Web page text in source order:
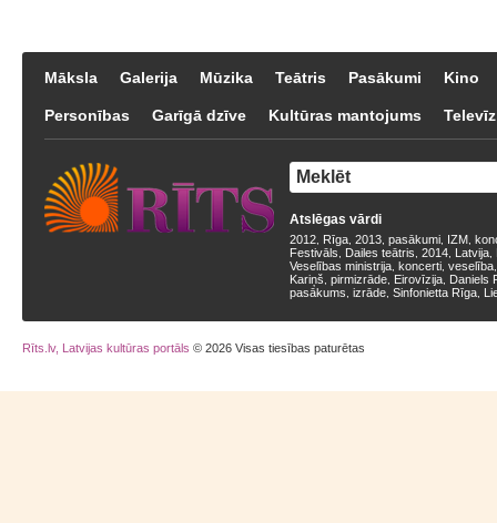
Māksla Galerija Mūzika Teātris Pasākumi Kino
Personības Garīgā dzīve Kultūras mantojums
Atslēgas vārdi
2012 Rīga 2013 pasākumi IZM
Festivāls
Dailes teātris 2014 Latvija
Veselības ministrija koncerti veselība
Kariņš pirmizrāde Eirovīzija Daniels
pasākums izrāde Sinfonietta Rīga
Rīts.lv, Latvijas kultūras portāls © 2026 Visas tiesības paturētas